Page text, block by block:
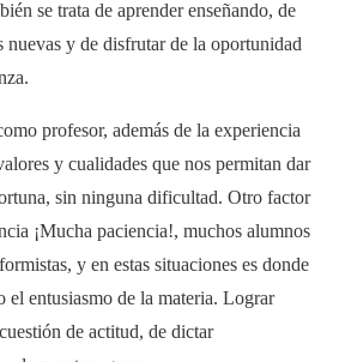
se trata de aprender enseñando, de
nuevas y de disfrutar de la oportunidad
profesor, además de la experiencia
y cualidades que nos permitan dar
sin ninguna dificultad. Otro factor
¡Mucha paciencia!, muchos alumnos
y en estas situaciones es donde
el entusiasmo de la materia. Lograr
de actitud, de dictar